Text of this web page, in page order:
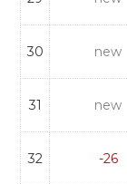
30 new
31 new
32 -26